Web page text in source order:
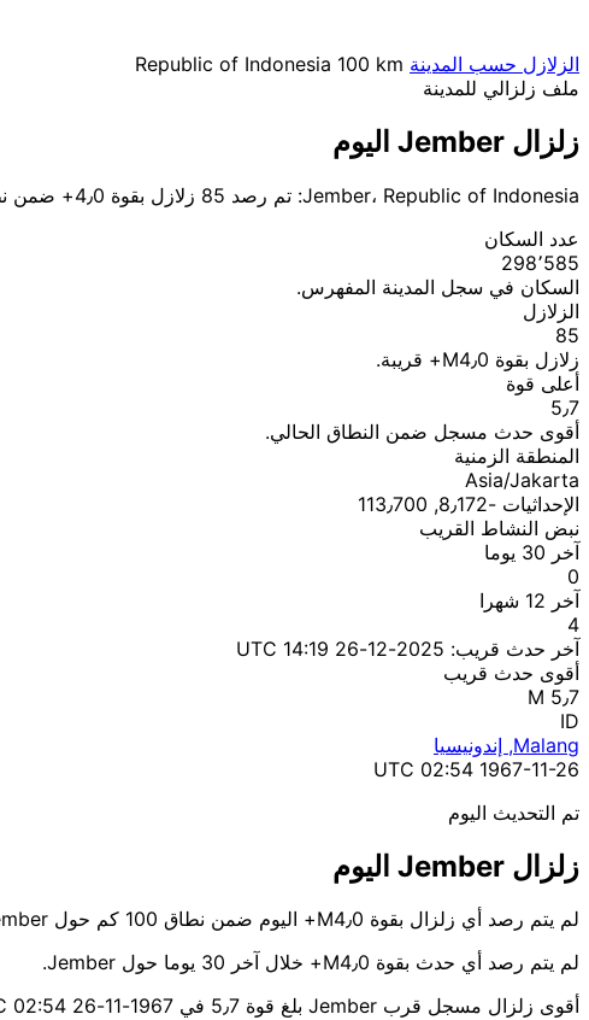
الزلازل حسب المدينة Republic of Indonesia 100 km
ملف زلزالي للمدينة
زلزال Jember اليوم
Jember، Republic of Indonesia: تم رصد 85 زلازل بقوة 4٫0+ ضمن نطاق 100 كم.
عدد السكان
298٬585
السكان في سجل المدينة المفهرس.
الزلازل
85
زلازل بقوة M4٫0+ قريبة.
أعلى قوة
5٫7
أقوى حدث مسجل ضمن النطاق الحالي.
المنطقة الزمنية
Asia/Jakarta
الإحداثيات ؜-8٫172, 113٫700
نبض النشاط القريب
آخر 30 يوما
0
آخر 12 شهرا
4
آخر حدث قريب: 2025-12-26 14:19 UTC
أقوى حدث قريب
M 5٫7
ID
Malang, إندونيسيا
1967-11-26 02:54 UTC
تم التحديث اليوم
زلزال Jember اليوم
لم يتم رصد أي زلزال بقوة M4٫0+ اليوم ضمن نطاق 100 كم حول Jember.
لم يتم رصد أي حدث بقوة M4٫0+ خلال آخر 30 يوما حول Jember.
أقوى زلزال مسجل قرب Jember بلغ قوة 5٫7 في 1967-11-26 02:54 UTC قرب Malang.